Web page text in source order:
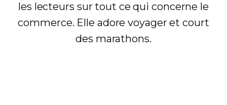
les lecteurs sur tout ce qui concerne le
commerce. Elle adore voyager et court
des marathons.